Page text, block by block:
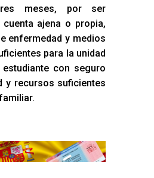
meses, por ser
ajena o propia,
enfermedad y medios
para la unidad
con seguro
y recursos suficientes